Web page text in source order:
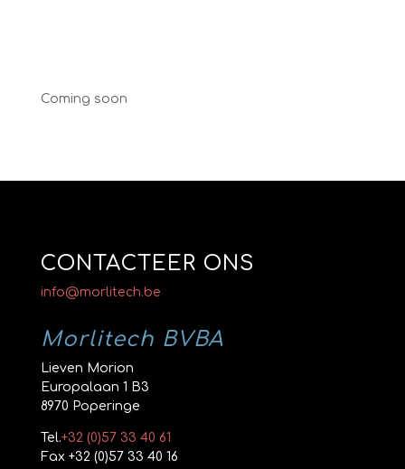
Coming soon
CONTACTEER ONS
info@morlitech.be
Morlitech BVBA
Lieven Morion
Europalaan 1 B3
8970 Poperinge
Tel.+32 (0)57 33 40 61
Fax +32 (0)57 33 40 16